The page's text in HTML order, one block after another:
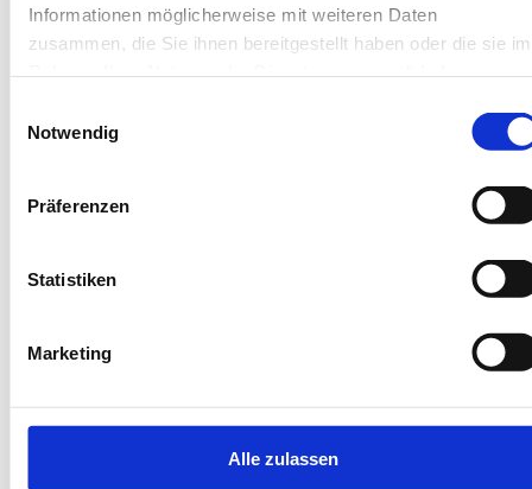
Informationen möglicherweise mit weiteren Daten
zusammen, die Sie ihnen bereitgestellt haben oder die sie im
Notwendig
Präferenzen
Statistiken
Marketing
Alle zulassen
Next
Borkum
Haus am Westkaap
4 Gäste
45 m²
Waschmaschine